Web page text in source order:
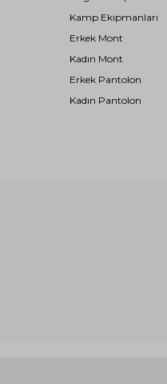
Kamp Ekipmanları
Erkek Mont
Kadın Mont
Erkek Pantolon
Kadın Pantolon